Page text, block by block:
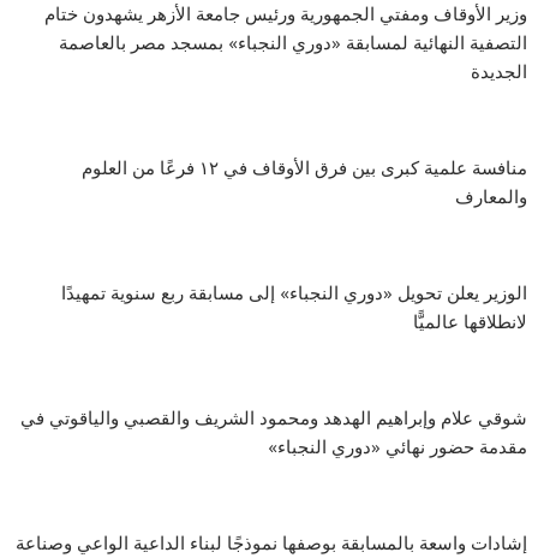
وزير الأوقاف ومفتي الجمهورية ورئيس جامعة الأزهر يشهدون ختام
التصفية النهائية لمسابقة «دوري النجباء» بمسجد مصر بالعاصمة
الجديدة
منافسة علمية كبرى بين فرق الأوقاف في ١٢ فرعًا من العلوم
والمعارف
الوزير يعلن تحويل «دوري النجباء» إلى مسابقة ربع سنوية تمهيدًا
لانطلاقها عالميًّا
شوقي علام وإبراهيم الهدهد ومحمود الشريف والقصبي والياقوتي في
مقدمة حضور نهائي «دوري النجباء»
إشادات واسعة بالمسابقة بوصفها نموذجًا لبناء الداعية الواعي وصناعة